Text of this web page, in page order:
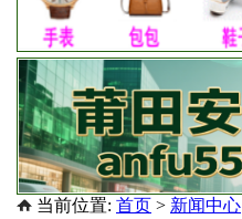
当前位置: 首页 > 新闻中心